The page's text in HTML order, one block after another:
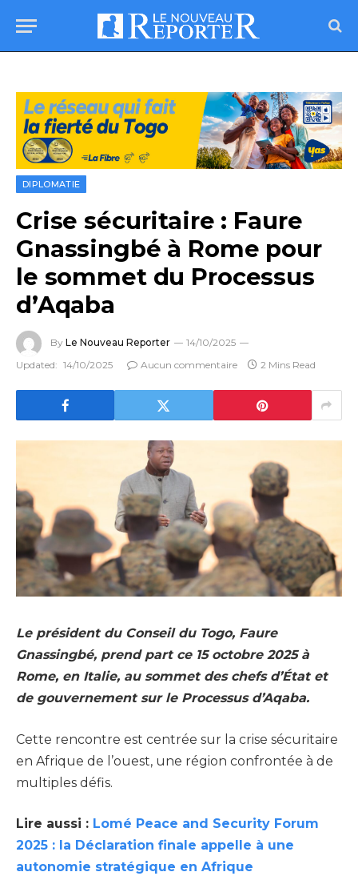
DIPLOMATIE
Crise sécuritaire : Faure
Gnassingbé à Rome pour
le sommet du Processus
d’Aqaba
By Le Nouveau Reporter
14/10/2025
Updated: 14/10/2025 Aucun commentaire 2 Mins Read
Le président du Conseil du Togo, Faure
Gnassingbé, prend part ce 15 octobre 2025 à
Rome, en Italie, au sommet des chefs d’État et
de gouvernement sur le Processus d’Aqaba.
Cette rencontre est centrée sur la crise sécuritaire
en Afrique de l’ouest, une région confrontée à de
multiples défis.
Lire aussi : Lomé Peace and Security Forum
2025 : la Déclaration finale appelle à une
autonomie stratégique en Afrique